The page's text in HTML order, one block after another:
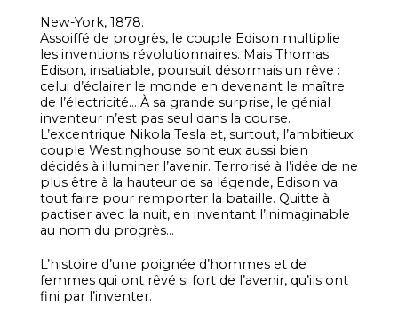
New-York, 1878.
Assoiffé de progrès, le couple Edison multiplie
les inventions révolutionnaires. Mais Thomas
Edison, insatiable, poursuit désormais un rêve :
celui d’éclairer le monde en devenant le maître
de l’électricité… À sa grande surprise, le génial
inventeur n’est pas seul dans la course.
L’excentrique Nikola Tesla et, surtout, l’ambitieux
couple Westinghouse sont eux aussi bien
décidés à illuminer l’avenir. Terrorisé à l’idée de ne
plus être à la hauteur de sa légende, Edison va
tout faire pour remporter la bataille. Quitte à
pactiser avec la nuit, en inventant l’inimaginable
au nom du progrès…
L’histoire d’une poignée d’hommes et de
femmes qui ont rêvé si fort de l’avenir, qu’ils ont
fini par l’inventer.